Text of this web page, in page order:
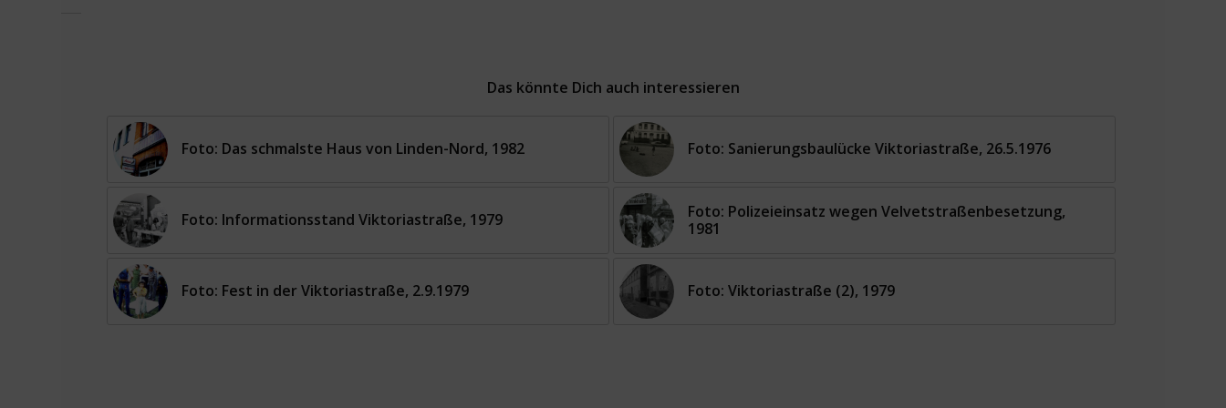
Das könnte Dich auch interessieren
Foto: Das schmalste Haus von Linden-Nord, 1982 Foto: Sanierungsbaulücke Viktoriastraße, 26.5.1976
Foto: Informationsstand Viktoriastraße, 1979
Foto: Polizeieinsatz wegen Velvetstraßenbesetzung,
1981
Foto: Fest in der Viktoriastraße, 2.9.1979 Foto: Viktoriastraße (2), 1979